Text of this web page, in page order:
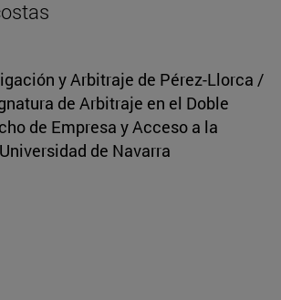
y Arbitraje de Pérez-Llorca /
de Arbitraje en el Doble
de Empresa y Acceso a la
de Navarra